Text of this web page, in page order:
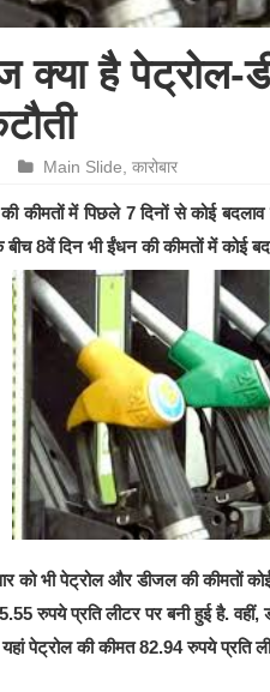
क्या है पेट्रोल-
Main Slide कारोबार
कीमतों में पिछले 7 दिनों से कोई
8वें दिन भी ईंधन की कीमतों में कोई
को भी पेट्रोल और डीजल की कीमतों
रुपये प्रति लीटर पर बनी हुई है.
पेट्रोल की कीमत 82.94 रुपये प्रति